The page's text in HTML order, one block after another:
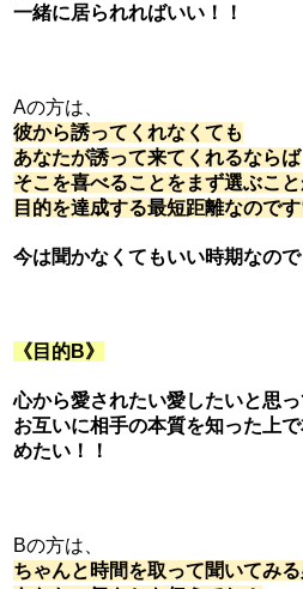
一緒に居られればいい！！
Aの方は、
彼から誘ってくれなくても
あなたが誘って来てくれるならば
そこを喜べることをまず選ぶこ
目的を達成する最短距離なので
今は聞かなくてもいい時期なので
《目的B》
心から愛されたい愛したいと思っ
お互いに相手の本質を知った上
めたい！！
Bの方は、
ちゃんと時間を取って聞いてみる